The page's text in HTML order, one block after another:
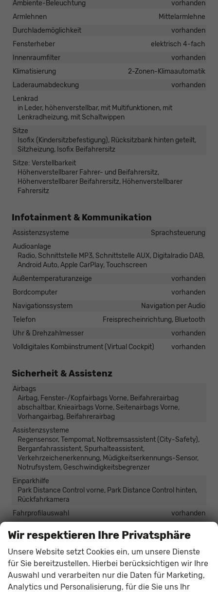
Ambiente-Beleuchtung
vorhanden
Armlehnen
Mittelarmlehne
Durchlademöglichkeit
vorhanden
Fensterheber
elektrisch 4-fach
Innenraumfilter
vorhanden
Klimatisierung
2-Zonen-Klimaautomatik
Laderaumabdeckung
vorhanden
Lenkrad
in Leder, höhenverstellbar, mit Multifunktionen, mit
Lenkradheizung, mit Schaltwippen
Sitze
Isofix (Kindersitzbefestigung), Rücksitzbank hinten geteilt,
Sitzheizung, Isofix Beifahrersitz
Sitze: Verstellbarkeit
Höhenverstellbarer Fahrer- und Beifahrersitz,
Höhenverstellbarer Beifahrersitz, Höhenverstellbarer
Fahrersitz
Infotainment & Kommunikation
Assistenzsysteme
Sprachsteuerung
Audioanlage
Radio, Schnittstelle MP3, Schnittstelle AUX, Digitalradio DAB,
Android Auto, Apple CarPlay, Touchscreen
Außentemperaturanzeige
vorhanden
Bordcomputer
vorhanden
Navigationssystem
Navigation per Audio
Telefon
Freisprecheinrichtung, Bluetooth
Uhr & Drehzahlmesser
vorhanden
Volldigitales Kombiinstrument (Virtual Cockpit)
vorhanden
Sicherheit & Assistenz
Airbags
Airbag, Fenster-/Kopfairbags Vorne, Beifahrerairbag
abschaltbar, Knieairbags Vorne, Seitenairbags Vorne,
Vorhangairbag, Beifahrerairbag
Assistenzsysteme
Regensensor, Tempomat, Notbremsassistent (City-Safety),
Berganfahrassistent, Spurhalteassistent,
Verkehrzeichenerkennung, Müdigkeitserkennungs-Sensor,
Notrufsystem, Geschwindigkeitsbegrenzer
Einparkhilfe
Park Distance Control vorne, Park Distance Control hinten,
Rückfahrkamera
Fahrprofilauswahl
vorhanden
Innenspiegel automatisch abblendend
vorhanden
Lenkung
Servolenkung
Lichttechnik
Lichtsensor, Nebelscheinwerfer, Tagfahrlicht, LED-
Scheinwerfer, LED-Tagfahrlicht, Voll-LED Scheinwerfer
Wir respektieren Ihre Privatsphäre
Unsere Website setzt Cookies ein, um unsere Dienste
für Sie bereitzustellen. Hierbei berücksichtigen wir Ihre
Auswahl und verarbeiten nur die Daten für Marketing,
Analytics und Personalisierung, für die Sie uns Ihr